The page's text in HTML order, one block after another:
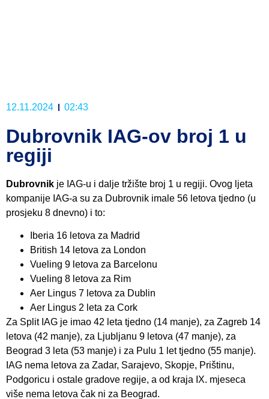
12.11.2024 02:43
Dubrovnik IAG-ov broj 1 u
regiji
Dubrovnik je IAG-u i dalje tržište broj 1 u regiji. Ovog ljeta
kompanije IAG-a su za Dubrovnik imale 56 letova tjedno (u
prosjeku 8 dnevno) i to:
Iberia 16 letova za Madrid
British 14 letova za London
Vueling 9 letova za Barcelonu
Vueling 8 letova za Rim
Aer Lingus 7 letova za Dublin
Aer Lingus 2 leta za Cork
Za Split IAG je imao 42 leta tjedno (14 manje), za Zagreb 14
letova (42 manje), za Ljubljanu 9 letova (47 manje), za
Beograd 3 leta (53 manje) i za Pulu 1 let tjedno (55 manje).
IAG nema letova za Zadar, Sarajevo, Skopje, Prištinu,
Podgoricu i ostale gradove regije, a od kraja IX. mjeseca
više nema letova čak ni za Beograd.